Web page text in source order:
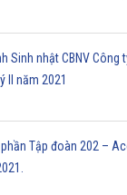
Sinh nhật CBNV Công
II năm 2021
Tập đoàn 202 –